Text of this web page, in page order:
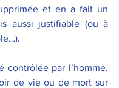
et en a fait un
aussi justifiable (ou à
contrôlée par l’homme.
de vie ou de mort sur